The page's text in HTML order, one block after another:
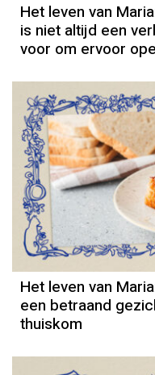
Het leven van
is niet altijd een
voor om ervoor
Het leven van
een betraand
thuiskom